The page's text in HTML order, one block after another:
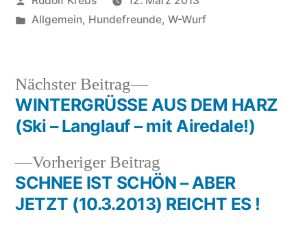
von
Veröffentlicht
Allgemein, Hundefreunde, W-Wurf
Beitragsnavigation
Vorheriger Beitrag
Beitrag:
SCHNEE IST SCHÖN – ABER
JETZT (10.3.2013) REICHT ES !
Nächster Beitrag
Nächster
Beitrag:
WINTERGRÜSSE AUS DEM HARZ
(Ski – Langlauf – mit Airedale!)